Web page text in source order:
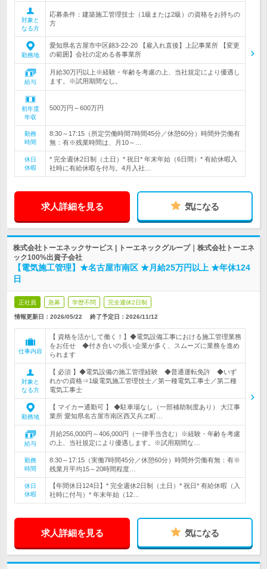
対象と
なる方
応募条件：建築施工管理技士（1級または2級）の資格をお持ちの
方
勤務地
愛知県名古屋市中区錦3-22-20 【雇入れ直後】上記事業所 【変更
の範囲】会社の定める各事業所
給与
月給30万円以上※経験・年齢を考慮の上、当社規定により優遇し
ます。※試用期間なし。
初年度
年収
500万円～600万円
勤務
時間
8:30～17:15（所定労働時間7時間45分／休憩60分）時間外労働有
無：有※残業時間は、月10～…
休日
休暇
* 完全週休2日制（土日）* 祝日* 年末年始（6日間）* 有給休暇入
社時に有給休暇を付与。4月入社…
求人詳細を見る 気になる
株式会社トーエネックサービス | トーエネックグループ｜株式会社トーエネ
ック100%出資子会社
【電気施工管理】★名古屋市南区 ★月給25万円以上 ★年休124
日
正社員 急募 学歴不問 完全週休2日制
情報更新日：2026/05/22 終了予定日： 2026/11/12
仕事内容
【 資格を活かして働く！】◆電気設備工事における施工管理業務
をお任せ ◆付き合いの長い企業が多く、スムーズに業務を進め
られます
対象と
なる方
【 必須 】◆電気設備の施工管理経験 ◆普通運転免許 ◆いず
れかの資格⇒1級電気施工管理技士／第一種電気工事士／第二種
電気工事士
勤務地
【 マイカー通勤可 】 ◆駐車場なし（一部補助制度あり） 大江事
業所 愛知県名古屋市南区西又兵ヱ町…
給与
月給256,000円～406,000円（一律手当含む）※経験・年齢を考慮
の上、当社規定により優遇します。※試用期間な…
勤務
時間
8:30～17:15（実働7時間45分／休憩60分）時間外労働有無：有※
残業月平均15～20時間程度…
休日
休暇
【年間休日124日】* 完全週休2日制（土日）* 祝日* 有給休暇（入
社時に付与）* 年末年始（12…
求人詳細を見る 気になる